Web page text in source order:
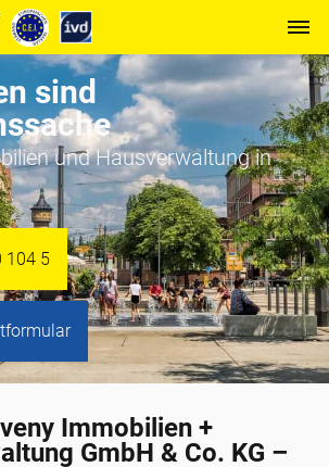
sind
und Hausverwaltung in
104 5
Immobilien +
GmbH & Co. KG –